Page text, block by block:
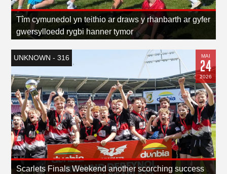
Tîm cymunedol yn teithio ar draws y rhanbarth ar gyfer
gwersylloedd rygbi hanner tymor
UNKNOWN - 316 MAI
24
2026
Scarlets Finals Weekend another scorching success